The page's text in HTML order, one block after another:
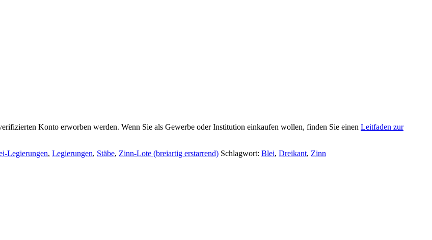
Konto erworben werden. Wenn Sie als Gewerbe oder Institution einkaufen wollen, finden Sie einen Leitfaden zur
Legierungen, Legierungen, Stäbe, Zinn-Lote (breiartig erstarrend) Schlagwort: Blei, Dreikant, Zinn